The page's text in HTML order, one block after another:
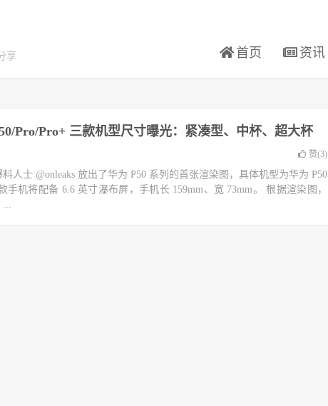
享
首页 资讯
Pro/Pro+ 三款机型尺寸曝光：紧凑型、中杯、超大杯
赞(3)
人士 @onleaks 放出了华为 P50 系列的首张渲染图，具体机型为华为 P50
手机将配备 6.6 英寸瀑布屏，手机长 159mm、宽 73mm。 根据渲染图，
...